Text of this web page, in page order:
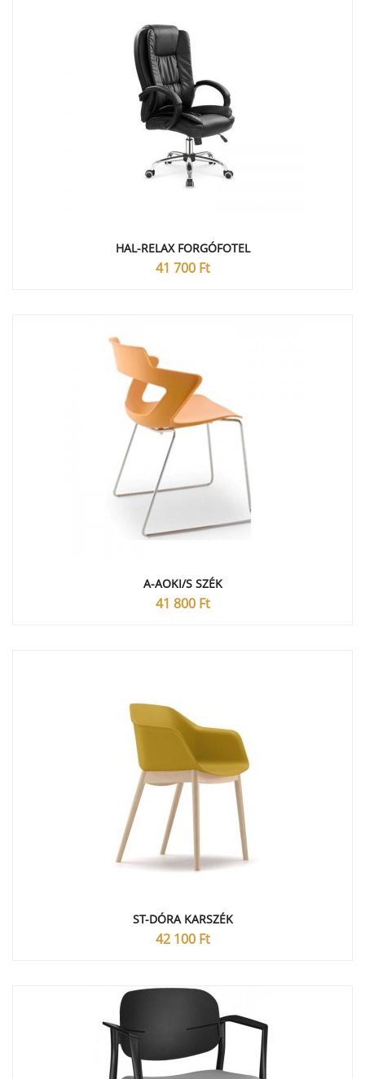
HAL-RELAX FORGÓFOTEL
41 700 Ft
A-AOKI/S SZÉK
41 800 Ft
ST-DÓRA KARSZÉK
42 100 Ft